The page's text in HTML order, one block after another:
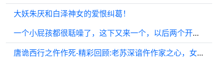
大妖朱厌和白泽神女的爱恨纠葛！
一个小屁孩都很聒噪了，这下又来一个，以后两个开水壶对烧
唐诡西行之仵作死-精彩回顾:老苏深谙仵作家之心，女仵作曹慧感激万分！